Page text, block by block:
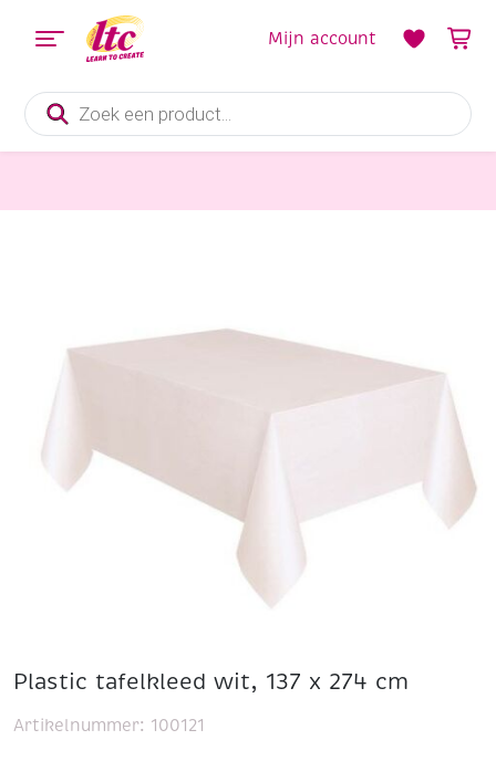
Producten
zoeken
Mijn account
Plastic tafelkleed wit, 137 x 274 cm
Artikelnummer: 100121